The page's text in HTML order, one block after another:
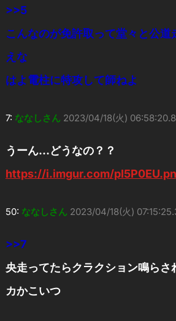
>>5
こんなのが免許取って堂々と公道
えな
はよ電柱に特攻して師ねよ
7: ななしさん 2023/04/18(火)
うーん…どうなの？？
https://i.imgur.com/
50: ななしさん 2023/04/18(火)
>>7
央走ってたらクラクション鳴らさ
カかこいつ